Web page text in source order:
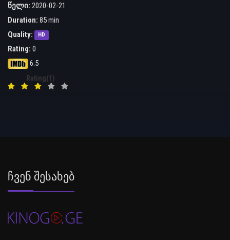
წელი: 2020-02-21
Duration: 85 min
Quality:
HD
Rating: 0
6.5
Rating(1)
Ჩვენ Შესახებ